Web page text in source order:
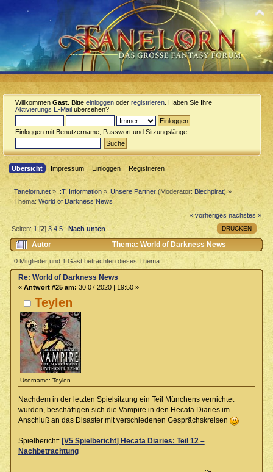
Willkommen Gast . Bitte einloggen oder registrieren . Haben Sie Ihre
Aktivierungs E-Mail übersehen?
Einloggen mit Benutzername, Passwort und Sitzungslänge
Übersicht Impressum Einloggen Registrieren
Tanelorn.net » :T: Information» Unsere Partner(Moderator: Blechpirat) »
Thema:World of Darkness News
« vorheriges nächstes »
DRUCKEN
Seiten:1[2]3 4 5 Nach unten
Autor
Thema: World of Darkness News
(Gelesen 25860 mal)
0 Mitglieder und 1 Gast betrachten dieses Thema.
Teylen
Username: Teylen
Re: World of Darkness News
« Antwort #25 am: 30.07.2020 | 19:50 »
Nachdem in der letzten Spielsitzung ein Teil Münchens vernichtet
wurden, beschäftigen sich die Vampire in den Hecata Diaries im
Anschluß an das Disaster mit verschiedenen Gesprächskreisen
Spielbericht: [V5 Spielbericht] Hecata Diaries: Teil 12 –
Nachbetrachtung